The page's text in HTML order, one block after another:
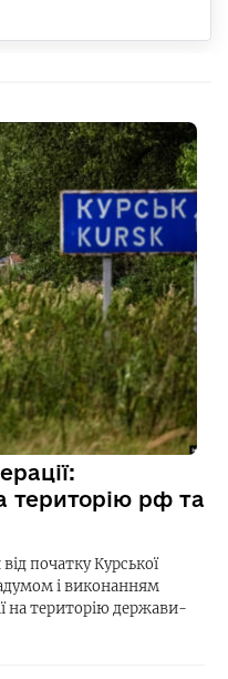
територію рф та
початку Курської
і виконанням
на територію держави-